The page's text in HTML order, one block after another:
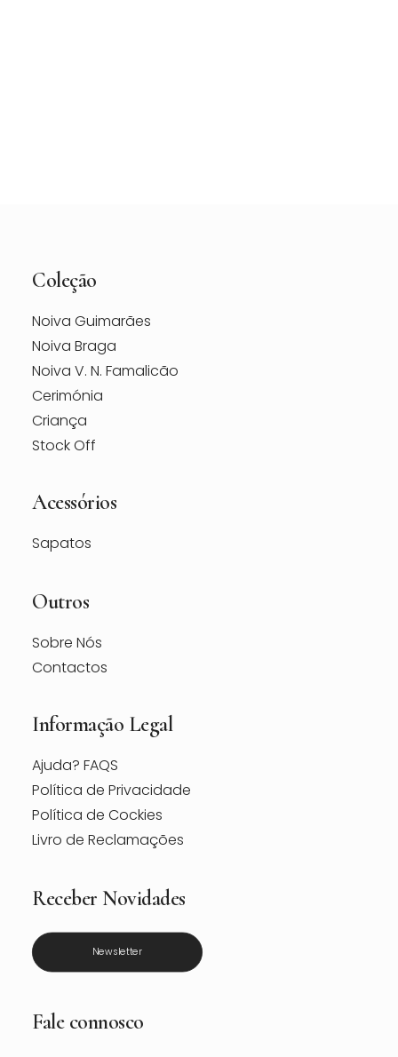
Coleção
Noiva Guimarães
Noiva Braga
Noiva V. N. Famalicão
Cerimónia
Criança
Stock Off
Acessórios
Sapatos
Outros
Sobre Nós
Contactos
Informação Legal
Ajuda? FAQS
Política de Privacidade
Política de Cockies
Livro de Reclamações
Receber Novidades
Newsletter
Fale connosco